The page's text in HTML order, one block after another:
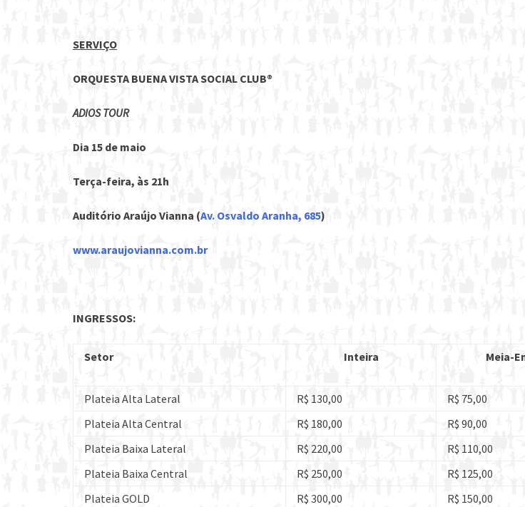
SERVIÇO
ORQUESTA BUENA VISTA SOCIAL CLUB®
ADIOS TOUR
Dia 15 de maio
Terça-feira, às 21h
Auditório Araújo Vianna (Av. Osvaldo Aranha, 685)
www.araujovianna.com.br
INGRESSOS:
Setor Inteira Meia-
Plateia Alta Lateral R$ 130,00
R$ 75,00
Plateia Alta Central
R$ 180,00
R$ 90,00
Plateia Baixa Lateral
R$ 220,00
R$ 110,00
Plateia Baixa Central
R$ 250,00
R$ 125,00
Plateia GOLD
R$ 300,00 R$ 150,00